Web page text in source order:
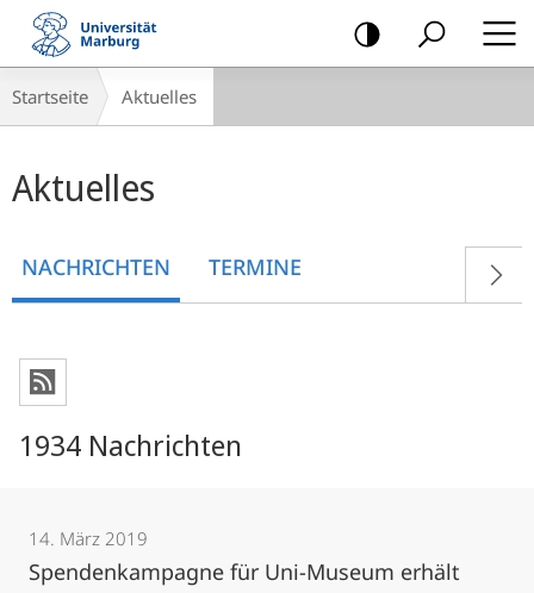
Mobile-
Navigation
Breadcrumb-
Navigation
Startseite Aktuelles
Aktuelles
NACHRICHTEN TERMINE
1934 Nachrichten
14. März 2019
Spendenkampagne für Uni-Museum erhält